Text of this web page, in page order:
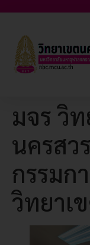
มจร วิ
นครสว
กรรมก
วิทยาเ